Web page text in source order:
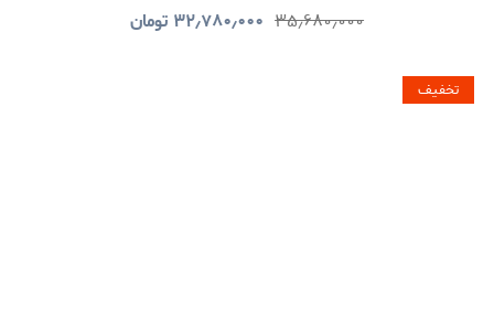
۳۵٫۶۸۰٫۰۰۰ ۳۲٫۷۸۰٫۰۰۰ تومان
تخفیف